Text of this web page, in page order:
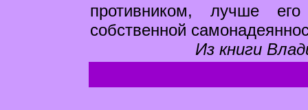
противником, лучше
собственной
Из книги